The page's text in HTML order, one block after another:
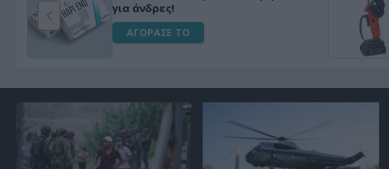
για άνδρες!
ΑΓΟΡΑΣΕ ΤΟ